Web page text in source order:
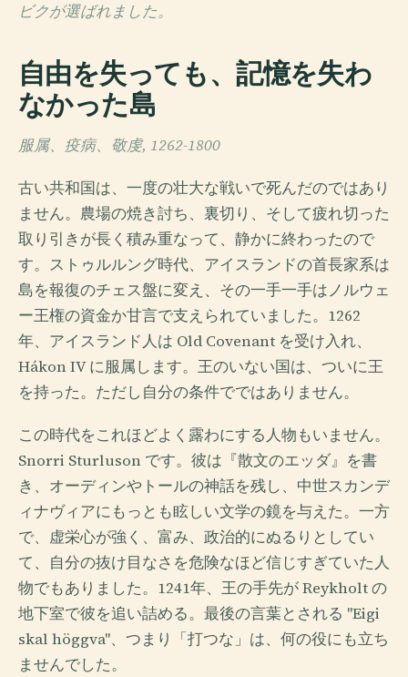
ビクが選ばれました。
自由を失っても、記憶を失わ
なかった島
服属、疫病、敬虔, 1262-1800
古い共和国は、一度の壮大な戦いで死んだのではあり
ません。農場の焼き討ち、裏切り、そして疲れ切った
取り引きが長く積み重なって、静かに終わったので
す。ストゥルルング時代、アイスランドの首長家系は
島を報復のチェス盤に変え、その一手一手はノルウェ
ー王権の資金か甘言で支えられていました。1262
年、アイスランド人は Old Covenant を受け入れ、
Hákon IV に服属します。王のいない国は、ついに王
を持った。ただし自分の条件でではありません。
この時代をこれほどよく露わにする人物もいません。
Snorri Sturluson です。彼は『散文のエッダ』を書
き、オーディンやトールの神話を残し、中世スカンデ
ィナヴィアにもっとも眩しい文学の鏡を与えた。一方
で、虚栄心が強く、富み、政治的にぬるりとしてい
て、自分の抜け目なさを危険なほど信じすぎていた人
物でもありました。1241年、王の手先が Reykholt の
地下室で彼を追い詰める。最後の言葉とされる "Eigi
skal höggva"、つまり「打つな」は、何の役にも立ち
ませんでした。